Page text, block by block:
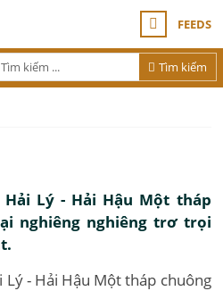
FEEDS
Tìm kiếm
Lý - Hải Hậu Một tháp
nghiêng nghiêng trơ trọi
- Hải Hậu Một tháp chuông